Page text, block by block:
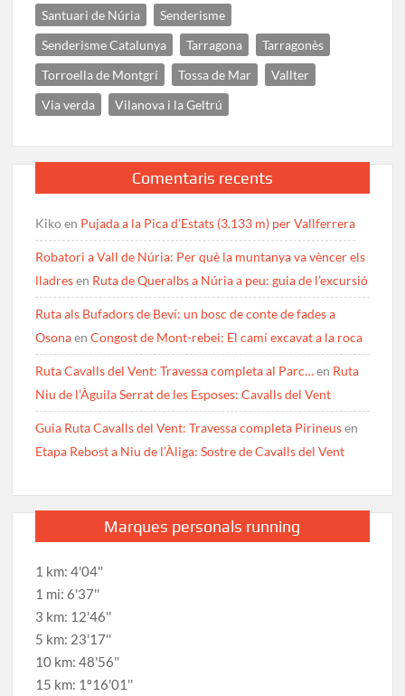
Santuari de Núria
Senderisme
Senderisme Catalunya
Tarragona
Tarragonès
Torroella de Montgrí
Tossa de Mar
Vallter
Via verda
Vilanova i la Geltrú
Comentaris recents
Kikoen Pujada a la Pica d’Estats (3.133 m) per Vallferrera
Robatori a Vall de Núria: Per què la muntanya va vèncer els
lladresen Ruta de Queralbs a Núria a peu: guia de l’excursió
Ruta als Bufadors de Beví: un bosc de conte de fades a
OsonaenCongost de Mont-rebei: El camí excavat a la roca
Ruta Cavalls del Vent: Travessa completa al Parc…en Ruta
Niu de l’Àguila Serrat de les Esposes: Cavalls del Vent
Guia Ruta Cavalls del Vent: Travessa completa Pirineusen
Etapa Rebost a Niu de l’Àliga: Sostre de Cavalls del Vent
Marques personals running
1 km: 4'04''
1 mi: 6'37''
3 km: 12'46''
5 km: 23'17''
10 km: 48'56''
15 km: 1º16'01''